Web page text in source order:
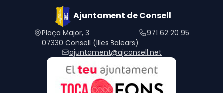
Ajuntament de Consell
Plaça Major, 3
07330 Consell (Illes Balears)
971 62 20 95
ajuntament@ajconsell.net